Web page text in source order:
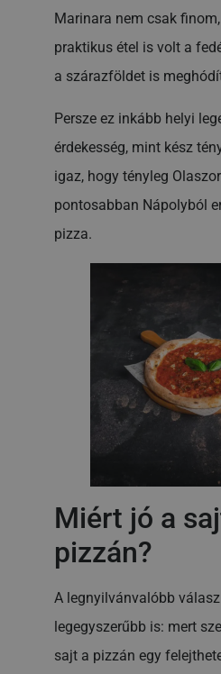
Marinara nem csak
praktikus étel is volt a
a szárazföldet is
Persze ez inkább helyi
érdekesség, mint kész
igaz, hogy tényleg
pontosabban Nápolyból
pizza.
Miért jó a
pizzán?
A legnyilvánvalóbb
legegyszerűbb is: mert
sajt a pizzán egy